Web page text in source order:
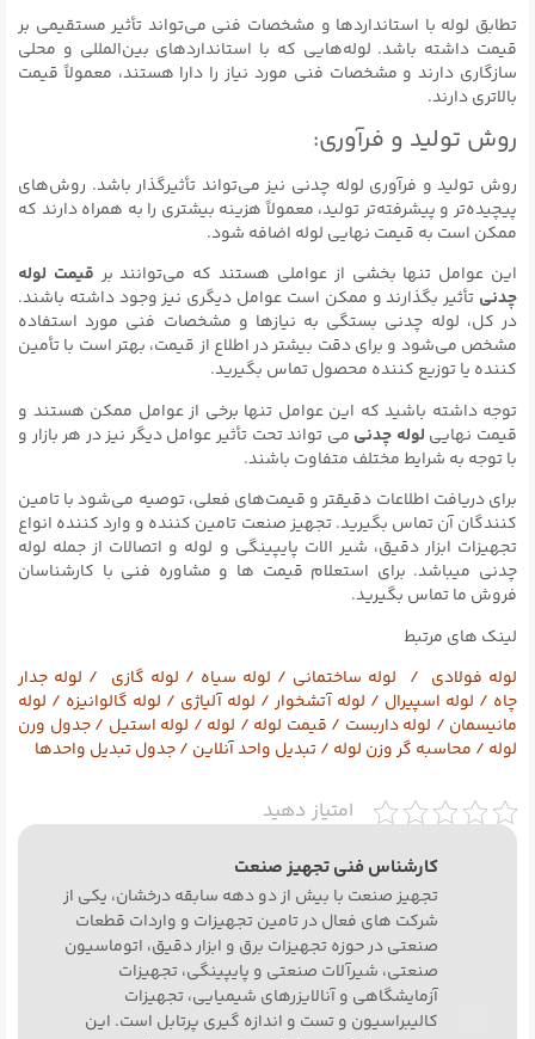
تطابق لوله با استانداردها و مشخصات فنی می‌تواند تأثیر مستقیمی بر
قیمت داشته باشد. لوله‌هایی که با استانداردهای بین‌المللی و محلی
سازگاری دارند و مشخصات فنی مورد نیاز را دارا هستند، معمولاً قیمت
بالاتری دارند.
روش تولید و فرآوری:
روش تولید و فرآوری لوله چدنی نیز می‌تواند تأثیرگذار باشد. روش‌های
پیچیده‌تر و پیشرفته‌تر تولید، معمولاً هزینه بیشتری را به همراه دارند که
ممکن است به قیمت نهایی لوله اضافه شود.
این عوامل تنها بخشی از عواملی هستند که می‌توانند بر قیمت لوله
چدنی تأثیر بگذارند و ممکن است عوامل دیگری نیز وجود داشته باشند.
در کل، لوله چدنی بستگی به نیازها و مشخصات فنی مورد استفاده
مشخص می‌شود و برای دقت بیشتر در اطلاع از قیمت، بهتر است با تأمین
کننده یا توزیع کننده محصول تماس بگیرید.
توجه داشته باشید که این عوامل تنها برخی از عوامل ممکن هستند و
قیمت نهایی لوله چدنی می تواند تحت تأثیر عوامل دیگر نیز در هر بازار و
با توجه به شرایط مختلف متفاوت باشند.
برای دریافت اطلاعات دقیقتر و قیمت‌های فعلی، توصیه می‌شود با تامین
کنندگان آن تماس بگیرید. تجهیز صنعت تامین کننده و وارد کننده انواع
تجهیزات ابزار دقیق، شیر الات پایپینگی و لوله و اتصالات از جمله لوله
چدنی میباشد. برای استعلام قیمت ها و مشاوره فنی با کارشناسان
فروش ما تماس بگیرید.
لینک های مرتبط
لوله فولادی / لوله ساختمانی / لوله سیاه / لوله گازی / لوله جدار
چاه / لوله اسپیرال / لوله آتشخوار/ لوله آلیاژی / لوله گالوانیزه / لوله
مانیسمان / لوله داربست / قیمت لوله / لوله / لوله استیل /جدول ورن
لوله / محاسبه گر وزن لوله /تبدیل واحد آنلاین /جدول تبدیل واحدها
امتیاز دهید
کارشناس فنی تجهیز صنعت
تجهیز صنعت با بیش از دو دهه سابقه درخشان، یکی از
شرکت های فعال در تامین تجهیزات و واردات قطعات
صنعتی در حوزه تجهیزات برق و ابزار دقیق، اتوماسیون
صنعتی، شیرآلات صنعتی و پایپینگی، تجهیزات
آزمایشگاهی و آنالایزرهای شیمیایی، تجهیزات
کالیبراسیون و تست و اندازه گیری پرتابل است. این